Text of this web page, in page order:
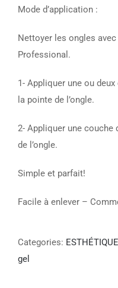
Mode d’application :
Nettoyer les ongles
Professional.
1- Appliquer une ou
la pointe de l’ongle.
2- Appliquer une couche
de l’ongle.
Simple et parfait!
Facile à enlever –
Categories: ESTHÉTIQUE
gel